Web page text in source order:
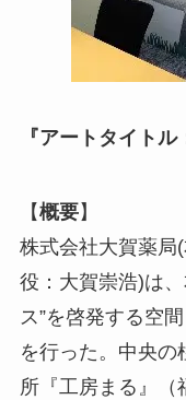
『アートタイト
【概要】
株式会社⼤賀薬局
役：⼤賀崇浩)は
ス”を啓発する空
を行った。中央の
所『工房まる』（